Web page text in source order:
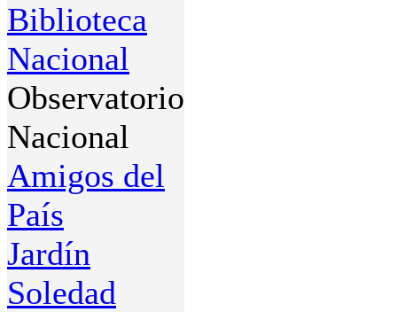
Biblioteca
Nacional
Observatorio
Nacional
Amigos del
País
Jardín
Soledad